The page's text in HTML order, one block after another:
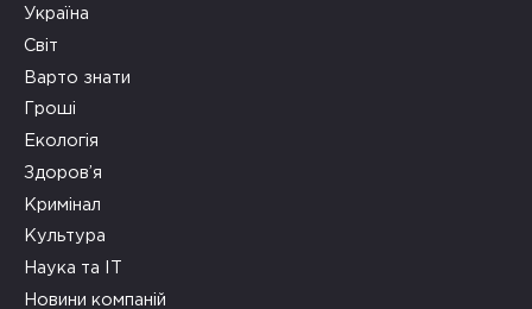
Україна
Світ
Варто знати
Гроші
Екологія
Здоров’я
Кримінал
Культура
Наука та ІТ
Новини компаній